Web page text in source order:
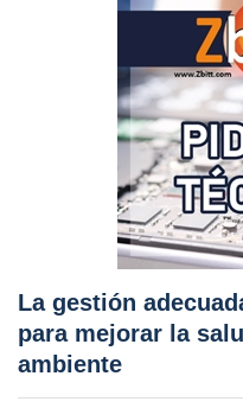
La gestión
para mejorar la
ambiente